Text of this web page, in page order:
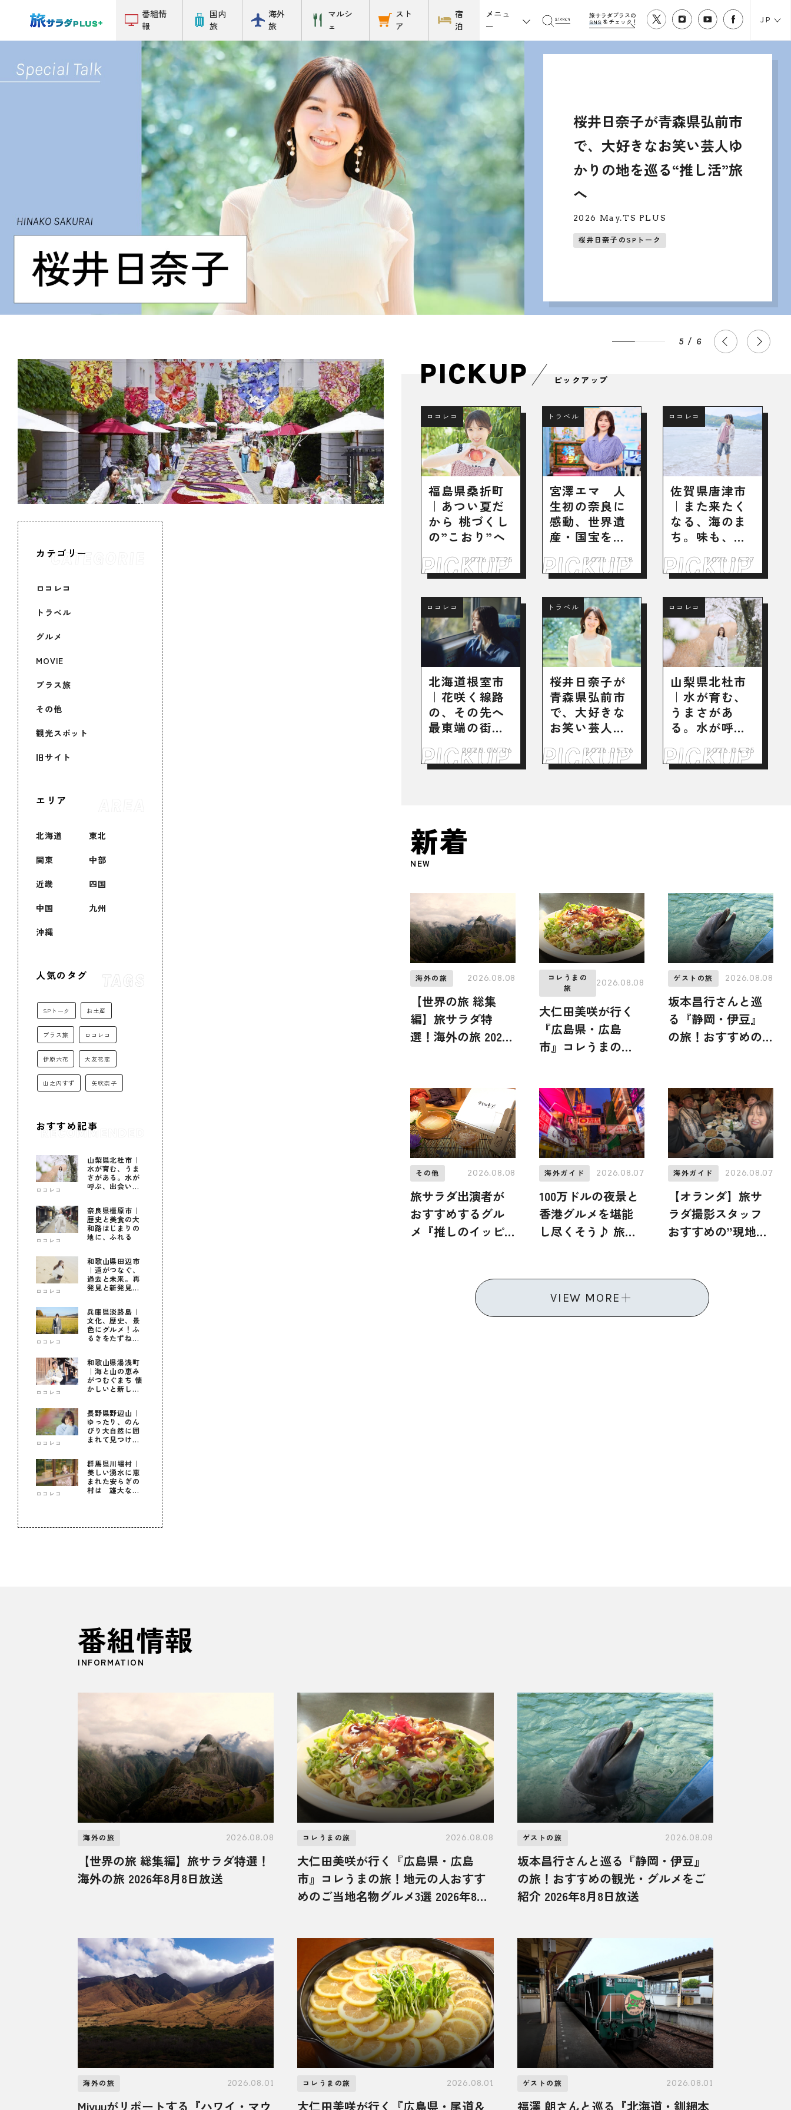
番組情
報
国内
旅
海外
旅
マルシ
ェ
スト
ア
宿
泊
メニュ
ー
旅サラダプラスの
SNS をチェック！ JP
桜井日奈子が青森県弘前市
で、大好きなお笑い芸人ゆ
かりの地を巡る“推し活”旅
へ
2026 May.TS PLUS
桜井日奈子のSPトーク
5 / 6
カテゴリー
ロコレコ
トラベル
グルメ
MOVIE
プラス旅
その他
観光スポット
旧サイト
エリア
北海道 東北
関東 中部
近畿 四国
中国 九州
沖縄
人気のタグ
SPトーク お土産
プラス旅 ロコレコ
伊原六花 大友花恋
山之内すず 矢吹奈子
おすすめ記事
ロコレコ
山梨県北杜市｜
水が育む、うま
さがある。水が
呼ぶ、出会いが
ロコレコ
奈良県橿原市｜
歴史と美食の大
和路はじまりの
地に、ふれる
ロコレコ
和歌山県田辺市
｜道がつなぐ、
過去と未来。再
発見と新発見の
ロコレコ
兵庫県淡路島｜
文化、歴史、景
色にグルメ！ふ
るきをたずねて
ロコレコ
和歌山県湯浅町
｜海と山の恵み
がつむぐまち 懐
かしいと新しい
ロコレコ
長野県野辺山｜
ゆったり、のん
びり大自然に囲
まれて見つけ
ロコレコ
群馬県川場村｜
美しい湧水に恵
まれた安らぎの
村は 雄大な自
PICKUP ピックアップ
ロコレコ
福島県桑折町
｜あつい夏だ
から 桃づくし
の”こおり”へ
2026.07.25
トラベル
宮澤エマ 人
生初の奈良に
感動、世界遺
産・国宝を巡
る歴史旅へ2026.07.18
ロコレコ
佐賀県唐津市
｜また来たく
なる、海のま
ち。味も、人
も、唐津。2026.06.27
ロコレコ
北海道根室市
｜花咲く線路
の、その先へ
最東端の街で
出会った魅力
2026.06.06
トラベル
桜井日奈子が
青森県弘前市
で、大好きな
お笑い芸人ゆ
かりの地を巡
る“推し活”旅
へ
2026.05.16
ロコレコ
山梨県北杜市
｜水が育む、
うまさがあ
る。水が呼
ぶ、出会いが
ある。2026.04.25
新着
NEW
海外の旅 2026.08.08
【世界の旅 総集
編】旅サラダ特
選！海外の旅 2026
コレうまの
旅
2026.08.08
大仁田美咲が行く
『広島県・広島
市』コレうまの
グルメ3選 2026年8
月8日放送
ゲストの旅 2026.08.08
坂本昌行さんと巡
る『静岡・伊豆』
の旅！おすすめの
放送
その他 2026.08.08
旅サラダ出演者が
おすすめするグル
メ『推しのイッピ
海外ガイド 2026.08.07
100万ドルの夜景と
香港グルメを堪能
し尽くそう♪ 旅サ
港「九龍」の観光
スポット・グル
メ・お土産3選
海外ガイド 2026.08.07
【オランダ】旅サ
ラダ撮影スタッフ
おすすめの”現地グ
VIEW MORE
番組情報
INFORMATION
海外の旅 2026.08.08
【世界の旅 総集編】旅サラダ特選！
海外の旅 2026年8月8日放送
コレうまの旅 2026.08.08
大仁田美咲が行く『広島県・広島
市』コレうまの旅！地元の人おすす
めのご当地名物グルメ3選 2026年8月
ゲストの旅 2026.08.08
坂本昌行さんと巡る『静岡・伊豆』
の旅！おすすめの観光・グルメをご
紹介 2026年8月8日放送
海外の旅 2026.08.01
Miyuuがリポートする『ハワイ・マウ
コレうまの旅 2026.08.01
大仁田美咲が行く『広島県・尾道＆
ゲストの旅 2026.08.01
福澤 朗さんと巡る『北海道・釧網本